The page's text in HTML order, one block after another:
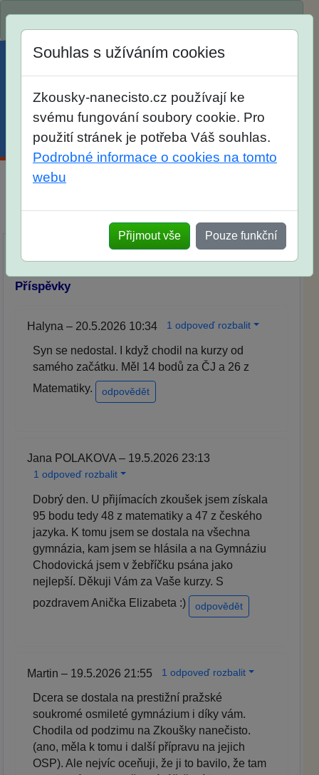
Menu Účet Košík
ohlasy po skutečných přijímacích zkouškách
Souhlas s užíváním cookies
Zkousky-nanecisto.cz používají ke
svému fungování soubory cookie. Pro
použití stránek je potřeba Váš souhlas.
Podrobné informace o cookies na tomto
webu
Přijmout vše Pouze funkční
Přidat příspěvek
Příspěvky
Halyna – 20.5.2026 10:34 1 odpoveď rozbalit
Syn se nedostal. I když chodil na kurzy od
samého začátku. Měl 14 bodů za ČJ a 26 z
Matematiky.
odpovědět
Jana POLAKOVA – 19.5.2026 23:13
1 odpoveď rozbalit
Dobrý den. U přijímacích zkoušek jsem získala
95 bodu tedy 48 z matematiky a 47 z českého
jazyka. K tomu jsem se dostala na všechna
gymnázia, kam jsem se hlásila a na Gymnáziu
Chodovická jsem v žebříčku psána jako
nejlepší. Děkuji Vám za Vaše kurzy. S
pozdravem Anička Elizabeta :)
odpovědět
Martin – 19.5.2026 21:55 1 odpoveď rozbalit
Dcera se dostala na prestižní pražské
soukromé osmileté gymnázium i díky vám.
Chodila od podzimu na Zkoušky nanečisto.
(ano, měla k tomu i další přípravu na jejich
OSP). Ale nejvíc oceňuji, že ji to bavilo, že tam